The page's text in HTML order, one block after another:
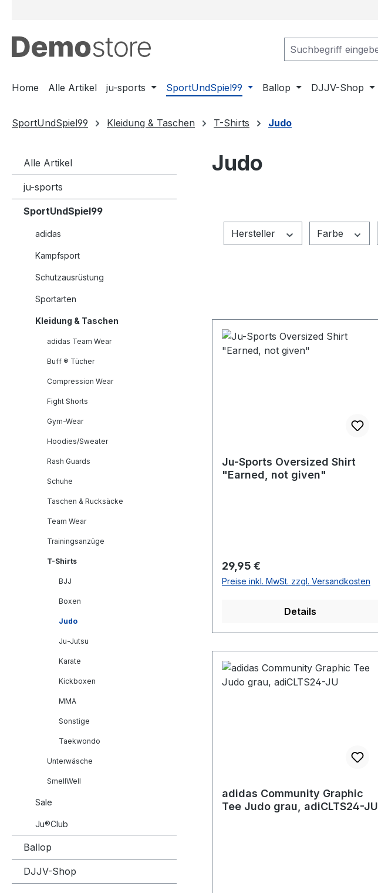
Home Alle Artikel ju-sports SportUndSpiel99 Ballop DJJV-Shop
SportUndSpiel99 Kleidung & Taschen T-Shirts Judo
Alle Artikel
ju-sports
SportUndSpiel99
adidas
Kampfsport
Schutzausrüstung
Sportarten
Kleidung & Taschen
adidas Team Wear
Buff ® Tücher
Compression Wear
Fight Shorts
Gym-Wear
Hoodies/Sweater
Rash Guards
Schuhe
Taschen & Rucksäcke
Team Wear
Trainingsanzüge
T-Shirts
BJJ
Boxen
Judo
Ju-Jutsu
Karate
Kickboxen
MMA
Sonstige
Taekwondo
Unterwäsche
SmellWell
Sale
Ju®Club
Ballop
DJJV-Shop
Judo
Hersteller Farbe
Ju-Sports Oversized Shirt
"Earned, not given"
Regulärer Preis:
29,95 €
Preise inkl. MwSt. zzgl. Versandkosten
Details
adidas Community Graphic
Tee Judo grau, adiCLTS24-JU